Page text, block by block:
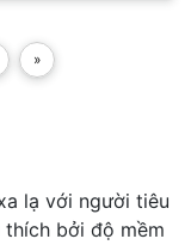
»
lạ với người tiêu
thích bởi độ mềm